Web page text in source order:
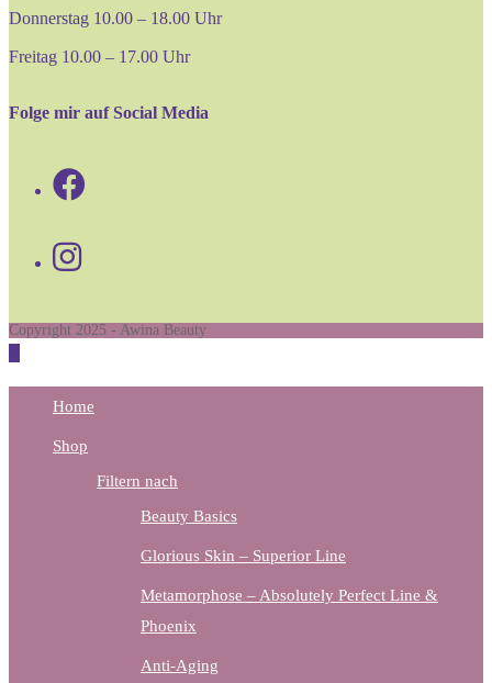
Donnerstag 10.00 – 18.00 Uhr
Freitag 10.00 – 17.00 Uhr
Folge mir auf Social Media
tab
Copyright 2025 - Awina Beauty
Home
Shop
Filtern nach
Beauty Basics
Glorious Skin – Superior Line
Metamorphose – Absolutely Perfect Line &
Phoenix
Anti-Aging